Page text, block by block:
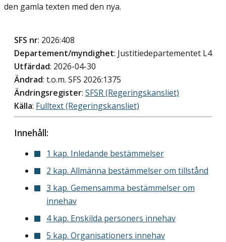
den gamla texten med den nya.
SFS nr: 2026:408
Departement/myndighet: Justitiedepartementet L4
Utfärdad: 2026-04-30
Ändrad: t.o.m. SFS 2026:1375
Ändringsregister: SFSR (Regeringskansliet)
Källa: Fulltext (Regeringskansliet)
Innehåll:
1 kap. Inledande bestämmelser
2 kap. Allmänna bestämmelser om tillstånd
3 kap. Gemensamma bestämmelser om
innehav
4 kap. Enskilda personers innehav
5 kap. Organisationers innehav